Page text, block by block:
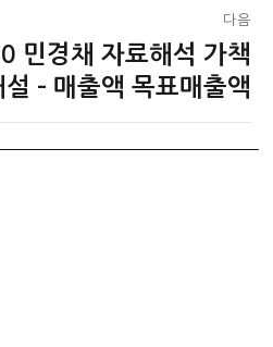
다음
민경채 자료해석 가책
– 매출액 목표매출액